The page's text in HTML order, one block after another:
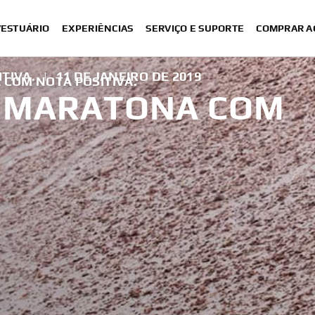
EXPERIÊNCIAS SERVIÇO E SUPORTE COMPRAR
NOTA POSITIVA.
| 11 DE JANEIRO DE 2019
COM